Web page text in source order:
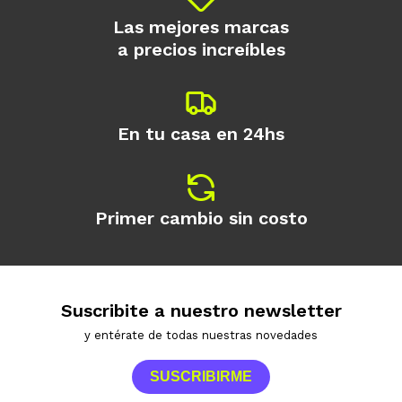
Las mejores marcas
a precios increíbles
En tu casa en 24hs
Primer cambio sin costo
Suscribite a nuestro newsletter
y entérate de todas nuestras novedades
SUSCRIBIRME